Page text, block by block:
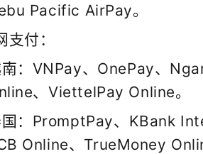
Pacific AirPay。
支付：
：VNPay、OnePay、
、ViettelPay Online
国：PromptPay、KBank
Online、TrueMoney